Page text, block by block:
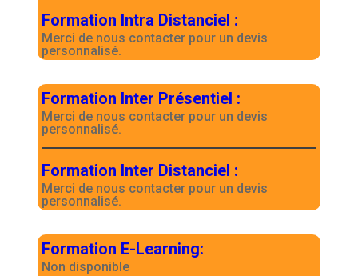
Formation Intra Distanciel :
Merci de nous contacter pour un devis
personnalisé.
Formation Inter Présentiel :
Merci de nous contacter pour un devis
personnalisé.
Formation Inter Distanciel :
Merci de nous contacter pour un devis
personnalisé.
Formation E-Learning:
Non disponible